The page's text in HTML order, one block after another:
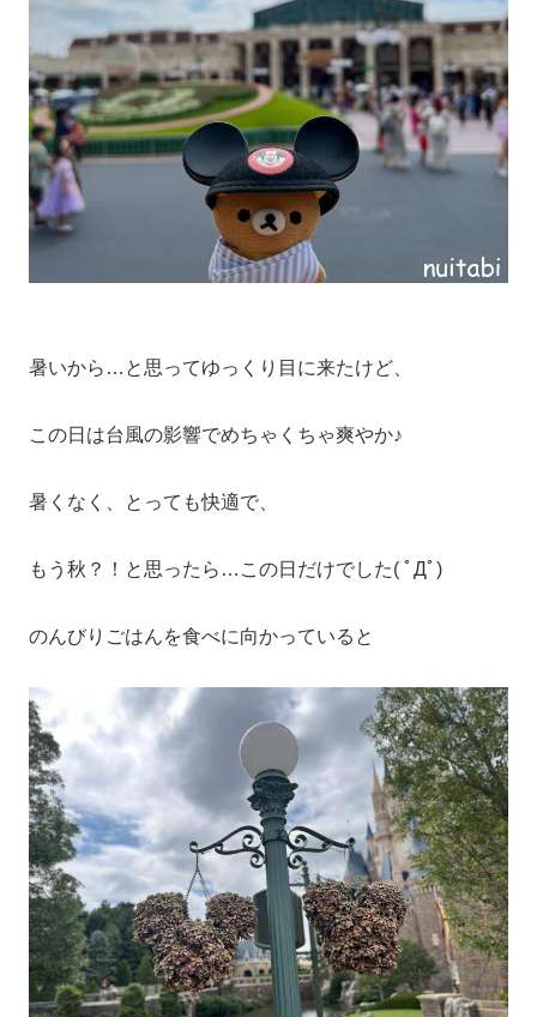
暑いから…と思ってゆっくり目に来たけど、
この日は台風の影響でめちゃくちゃ爽やか♪
暑くなく、とっても快適で、
もう秋？！と思ったら…この日だけでした( ﾟДﾟ)
のんびりごはんを食べに向かっていると